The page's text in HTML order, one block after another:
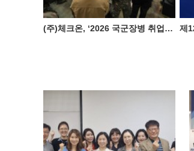
(주)체크온, ‘2026 국군장병 취업박람회' 성료 ♥